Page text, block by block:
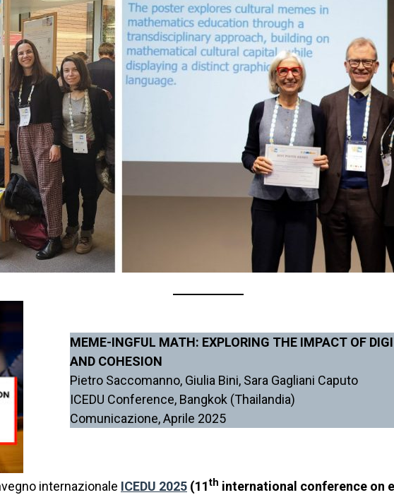
MEME-INGFUL MATH: EXPLORING THE IMPACT OF
AND COHESION
Pietro Saccomanno, Giulia Bini, Sara Gagliani Caputo
ICEDU Conference, Bangkok (Thailandia)
Comunicazione, Aprile 2025
internazionale ICEDU 2025 (11th international conference on